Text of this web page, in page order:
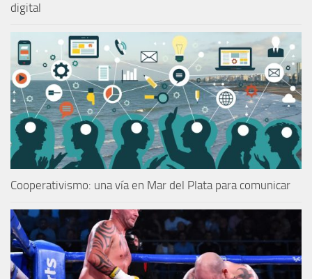
digital
Cooperativismo: una vía en Mar del Plata para comunicar